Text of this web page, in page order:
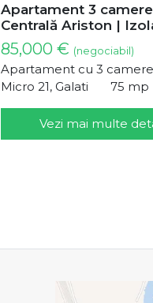
Apartament 3
Centrală Ariston |
85,000 € (negociabil)
Apartament cu 3
Micro 21, Galati
75 mp
Vezi mai multe